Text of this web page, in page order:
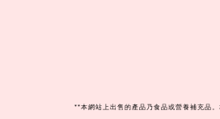
**本網站上出售的產品乃食品或營養補充品